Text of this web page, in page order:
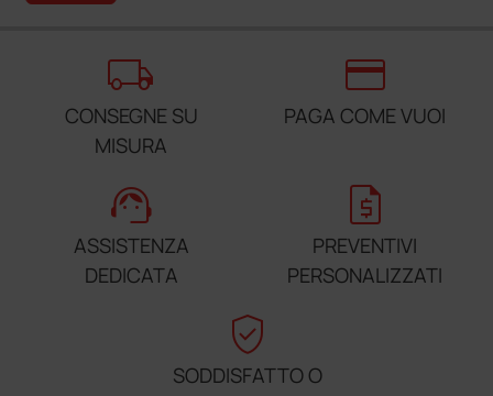
local_shipping
CONSEGNE SU
MISURA
credit_card
PAGA COME VUOI
support_agent
ASSISTENZA
DEDICATA
request_quote
PREVENTIVI
PERSONALIZZATI
verified_user
SODDISFATTO O